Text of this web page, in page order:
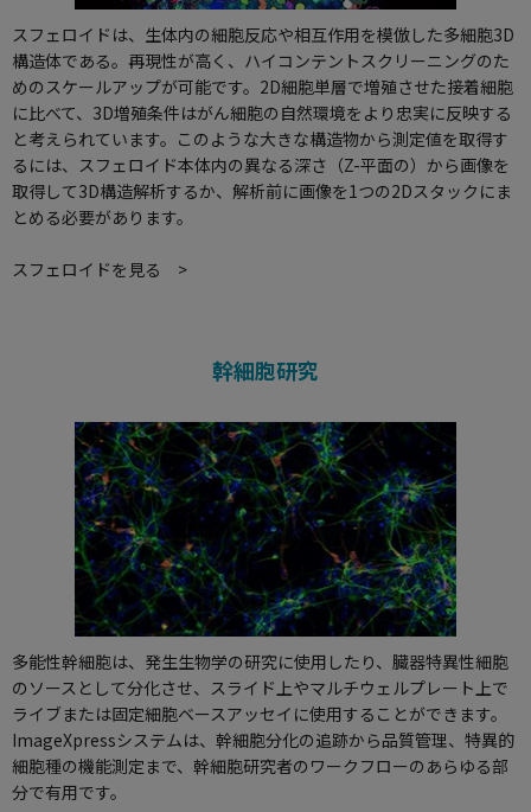
スフェロイドは、生体内の細胞反応や相互作用を模倣した多細胞3D
構造体である。再現性が高く、ハイコンテントスクリーニングのた
めのスケールアップが可能です。2D細胞単層で増殖させた接着細胞
に比べて、3D増殖条件はがん細胞の自然環境をより忠実に反映する
と考えられています。このような大きな構造物から測定値を取得す
るには、スフェロイド本体内の異なる深さ（Z-平面の）から画像を
取得して3D構造解析するか、解析前に画像を1つの2Dスタックにま
とめる必要があります。
スフェロイドを見る >
幹細胞研究
多能性幹細胞は、発生生物学の研究に使用したり、臓器特異性細胞
のソースとして分化させ、スライド上やマルチウェルプレート上で
ライブまたは固定細胞ベースアッセイに使用することができます。
ImageXpressシステムは、幹細胞分化の追跡から品質管理、特異的
細胞種の機能測定まで、幹細胞研究者のワークフローのあらゆる部
分で有用です。